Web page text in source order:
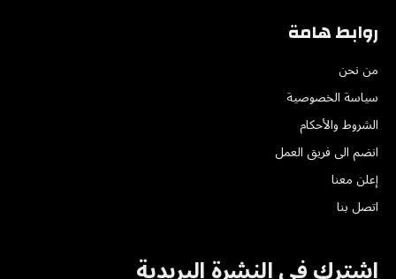
روابط هامة
من نحن
سياسة الخصوصية
الشروط والأحكام
انضم الى فريق العمل
إعلن معنا
اتصل بنا